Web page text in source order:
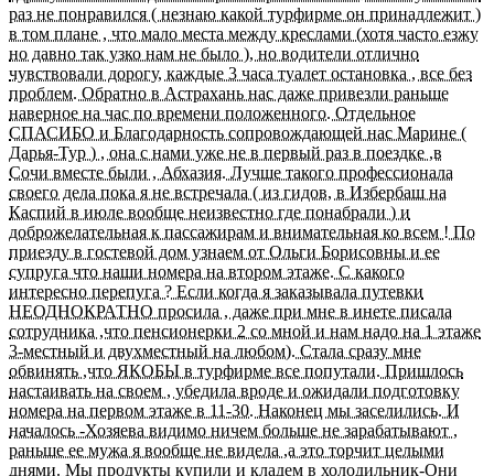
раз не понравился ( незнаю какой турфирме он принадлежит )
в том плане , что мало места между креслами (хотя часто езжу
но давно так узко нам не было ), но водители отлично
чувствовали дорогу, каждые 3 часа туалет остановка , все без
проблем. Обратно в Астрахань нас даже привезли раньше
наверное на час по времени положенного. Отдельное
СПАСИБО и Благодарность сопровождающей нас Марине (
Дарья-Тур ) , она с нами уже не в первый раз в поездке ,в
Сочи вместе были , Абхазия. Лучше такого профессионала
своего дела пока я не встречала ( из гидов, в Избербаш на
Каспий в июле вообще неизвестно где понабрали ) и
доброжелательная к пассажирам и внимательная ко всем ! По
приезду в гостевой дом узнаем от Ольги Борисовны и ее
супруга что наши номера на втором этаже. С какого
интересно перепуга ? Если когда я заказывала путевки
НЕОДНОКРАТНО просила , даже при мне в инете писала
сотрудника ,что пенсионерки 2 со мной и нам надо на 1 этаже
3-местный и двухместный на любом). Стала сразу мне
обвинять ,что ЯКОБЫ в турфирме все попутали. Пришлось
настаивать на своем , убедила вроде и ожидали подготовку
номера на первом этаже в 11-30. Наконец мы заселились. И
началось -Хозяева видимо ничем больше не зарабатывают ,
раньше ее мужа я вообще не видела ,а это торчит целыми
днями. Мы продукты купили и кладем в холодильник-Они